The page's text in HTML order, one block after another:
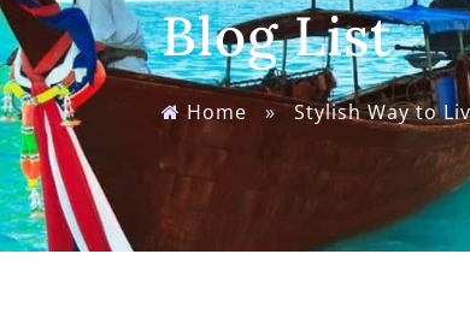
Blog List
Home »Stylish Way to